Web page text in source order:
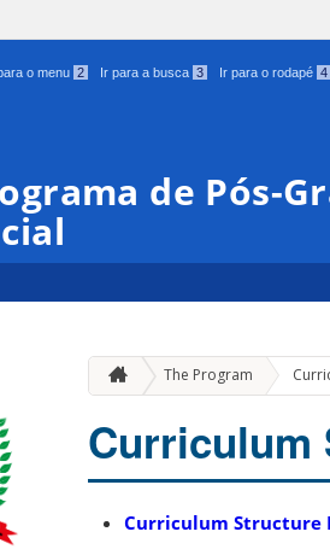
o menu 2 Ir para a busca 3 Ir para o rodapé 4
de Pós-
The Program
Curriculum
Curriculum Structure